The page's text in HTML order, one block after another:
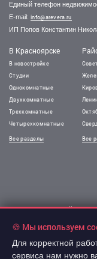
Единый телефон
E-mail: info@arevera.ru
ИП Попов Константин
В Красноярске
В новостройке
Студии
Однокомнатные
Двухкомнатные
Трехкомнатные
Четырехкомнатные
Все разделы Все
!Информация на сайте не
материалов сайта
🍪 Мы используем
Для корректной
сервиса нам нужно